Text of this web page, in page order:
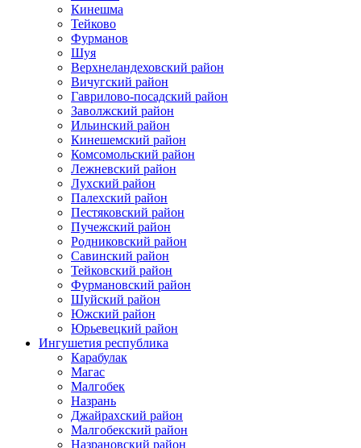
Кинешма
Тейково
Фурманов
Шуя
Верхнеландеховский район
Вичугский район
Гаврилово-посадский район
Заволжский район
Ильинский район
Кинешемский район
Комсомольский район
Лежневский район
Лухский район
Палехский район
Пестяковский район
Пучежский район
Родниковский район
Савинский район
Тейковский район
Фурмановский район
Шуйский район
Южский район
Юрьевецкий район
Ингушетия республика
Карабулак
Магас
Малгобек
Назрань
Джайрахский район
Малгобекский район
Назрановский район